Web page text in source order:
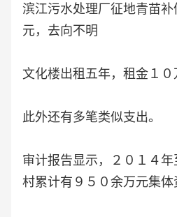
滨江污水处理厂征地青苗
元，去向不明
文化楼出租五年，租金１
此外还有多笔类似支出。
审计报告显示，２０１４
村累计有９５０余万元集体